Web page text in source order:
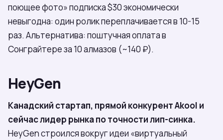
поющее фото» подписка $30 экономически
невыгодна: один ролик переплачивается в 10-15
раз. Альтернатива: поштучная оплата в
Сонграйтере за 10 алмазов (~140 ₽).
HeyGen
Канадский стартап, прямой конкурент Akool и
сейчас лидер рынка по точности лип-синка.
HeyGen строился вокруг идеи «виртуальный